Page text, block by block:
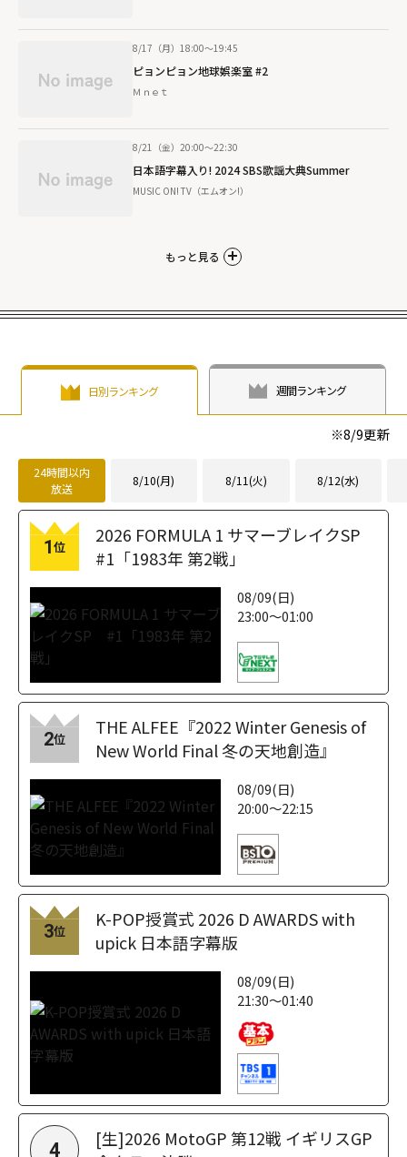
8/17（月）18:00～19:45
ピョンピョン地球娯楽室 #2
Ｍｎｅｔ
8/21（金）20:00～22:30
日本語字幕入り! 2024 SBS歌謡大典Summer
MUSIC ON! TV（エムオン!）
もっと見る
日別ランキング 週間ランキング
※8/9更新
24時間以内
放送
8/10(月) 8/11(火) 8/12(水)
1位
2026 FORMULA 1 サマーブレイクSP
#1「1983年 第2戦」
08/09(日)
23:00～01:00
2位
THE ALFEE『2022 Winter Genesis of
New World Final 冬の天地創造』
08/09(日)
20:00～22:15
3位
K-POP授賞式 2026 D AWARDS with
upick 日本語字幕版
08/09(日)
21:30～01:40
4
[生]2026 MotoGP 第12戦 イギリスGP